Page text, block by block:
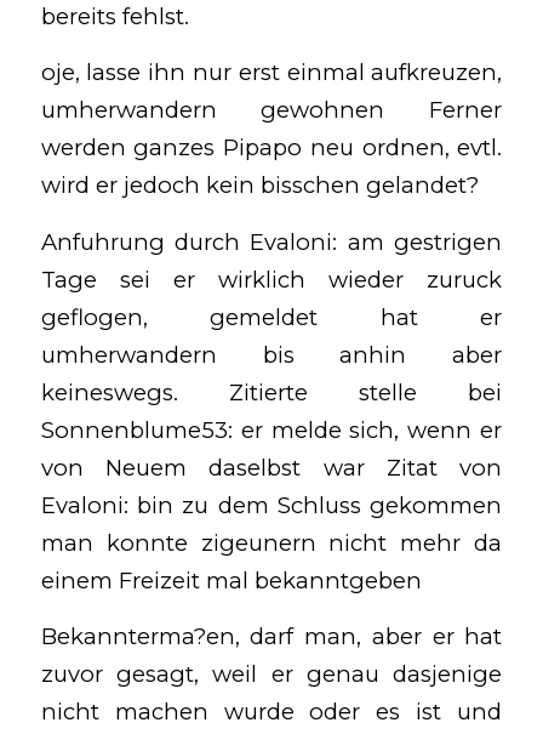
bereits fehlst.
oje, lasse ihn nur erst einmal aufkreuzen,
umherwandern gewohnen Ferner
werden ganzes Pipapo neu ordnen, evtl.
wird er jedoch kein bisschen gelandet?
Anfuhrung durch Evaloni: am gestrigen
Tage sei er wirklich wieder zuruck
geflogen, gemeldet hat er
umherwandern bis anhin aber
keineswegs. Zitierte stelle bei
Sonnenblume53: er melde sich, wenn er
von Neuem daselbst war Zitat von
Evaloni: bin zu dem Schluss gekommen
man konnte zigeunern nicht mehr da
einem Freizeit mal bekanntgeben
Bekannterma?en, darf man, aber er hat
zuvor gesagt, weil er genau dasjenige
nicht machen wurde oder es ist und